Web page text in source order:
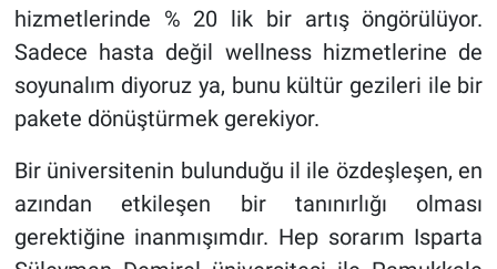
hizmetlerinde % 20 lik bir artış öngörülüyor.
Sadece hasta değil wellness hizmetlerine de
soyunalım diyoruz ya, bunu kültür gezileri ile bir
pakete dönüştürmek gerekiyor.
Bir üniversitenin bulunduğu il ile özdeşleşen, en
azından etkileşen bir tanınırlığı olması
gerektiğine inanmışımdır. Hep sorarım Isparta